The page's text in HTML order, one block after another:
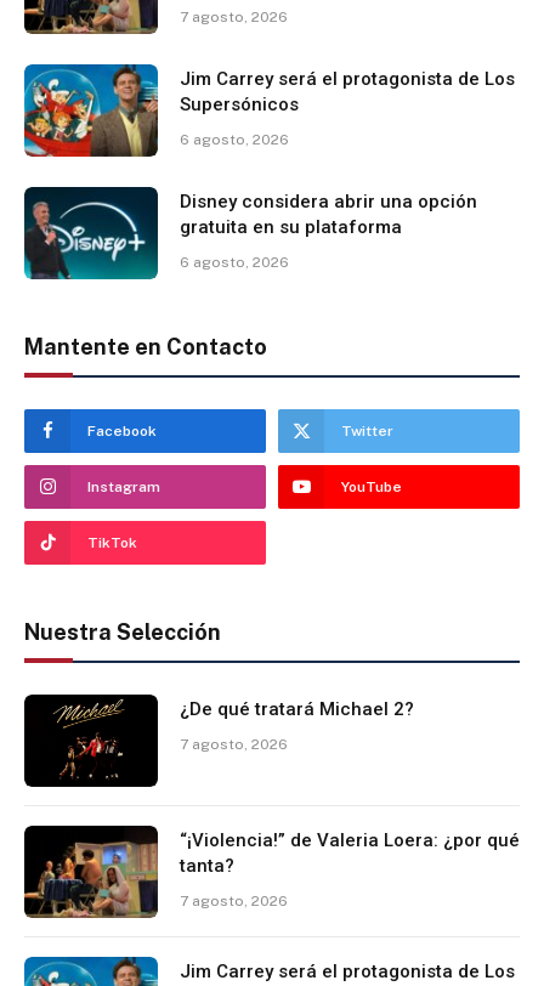
7 agosto, 2026
Jim Carrey será el protagonista de Los
Supersónicos
6 agosto, 2026
Disney considera abrir una opción
gratuita en su plataforma
6 agosto, 2026
Mantente en Contacto
Facebook Twitter
Instagram YouTube
TikTok
Nuestra Selección
¿De qué tratará Michael 2?
7 agosto, 2026
“¡Violencia!” de Valeria Loera: ¿por qué
tanta?
7 agosto, 2026
Jim Carrey será el protagonista de Los